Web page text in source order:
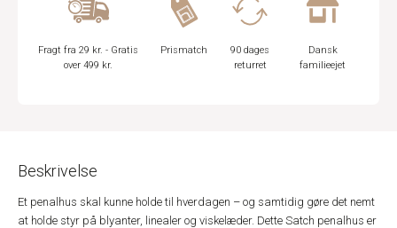
Fragt fra 29 kr. - Gratis
over 499 kr.
Prismatch
90 dages
returret
Dansk
familieejet
Beskrivelse
Et penalhus skal kunne holde til hverdagen – og samtidig gøre det nemt
at holde styr på blyanter, linealer og viskelæder. Dette Satch penalhus er